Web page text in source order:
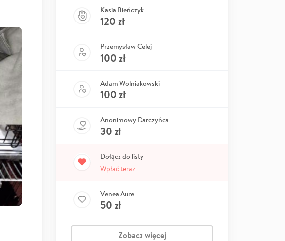
Kasia Bieńczyk
120 zł
Przemysław Celej
100 zł
Adam Wolniakowski
100 zł
Anonimowy Darczyńca
30 zł
Dołącz do listy
Wpłać teraz
Venea Aure
50 zł
Zobacz więcej